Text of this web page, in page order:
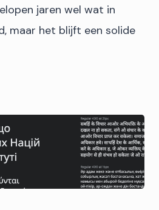
jaren wel wat in
maar het blijft een solide